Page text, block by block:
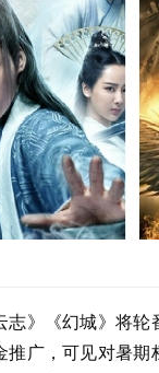
》《幻城》将轮
广，可见对暑